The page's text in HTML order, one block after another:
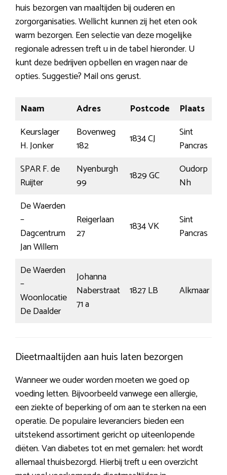
huis bezorgen van maaltijden bij ouderen en
zorgorganisaties. Wellicht kunnen zij het eten ook
warm bezorgen. Een selectie van deze mogelijke
regionale adressen treft u in de tabel hieronder. U
kunt deze bedrijven opbellen en vragen naar de
opties. Suggestie? Mail ons gerust.
Naam Adres Postcode
Plaats
Keurslager
H. Jonker
Bovenweg
182
1834 CJ
Sint
Pancras
SPAR F. de
Ruijter
Nyenburgh
99
1829 GC
Oudorp
Nh
De Waerden
–
Dagcentrum
Jan Willem
Reigerlaan
27
1834 VK
Sint
Pancras
De Waerden
–
Woonlocatie
De Daalder
Johanna
Naberstraat
71 a
1827 LB Alkmaar
Dieetmaaltijden aan huis laten bezorgen
Wanneer we ouder worden moeten we goed op
voeding letten. Bijvoorbeeld vanwege een allergie,
een ziekte of beperking of om aan te sterken na een
operatie. De populaire leveranciers bieden een
uitstekend assortiment gericht op uiteenlopende
diëten. Van diabetes tot en met gemalen: het wordt
allemaal thuisbezorgd. Hierbij treft u een overzicht